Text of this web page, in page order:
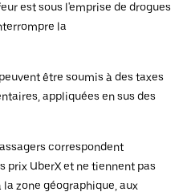
est sous l'emprise de drogues
la
être soumis à des taxes
appliquées en sus des
correspondent
prix UberX et ne tiennent pas
zone géographique, aux